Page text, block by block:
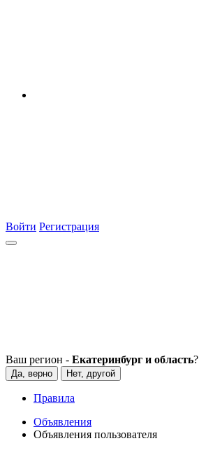
Войти Регистрация
Ваш регион - Екатеринбург и область?
Да, верно Нет, другой
Правила
Объявления
Объявления пользователя